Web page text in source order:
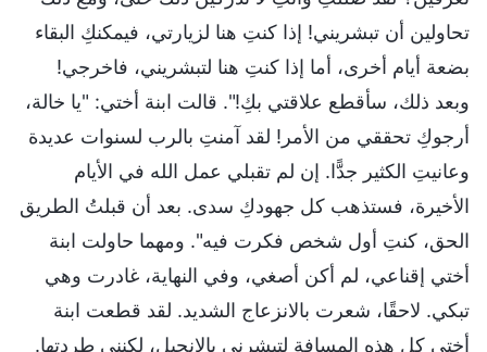
تحاولين أن تبشريني! إذا كنتِ هنا لزيارتي، فيمكنكِ البقاء
بضعة أيام أخرى، أما إذا كنتِ هنا لتبشريني، فاخرجي!
وبعد ذلك، سأقطع علاقتي بكِ!". قالت ابنة أختي: "يا خالة،
أرجوكِ تحققي من الأمر! لقد آمنتِ بالرب لسنوات عديدة
وعانيتِ الكثير جدًّا. إن لم تقبلي عمل الله في الأيام
الأخيرة، فستذهب كل جهودكِ سدى. بعد أن قبلتُ الطريق
الحق، كنتِ أول شخص فكرت فيه". ومهما حاولت ابنة
أختي إقناعي، لم أكن أصغي، وفي النهاية، غادرت وهي
تبكي. لاحقًا، شعرت بالانزعاج الشديد. لقد قطعت ابنة
أختي كل هذه المسافة لتبشرني بالإنجيل، لكنني طردتها.